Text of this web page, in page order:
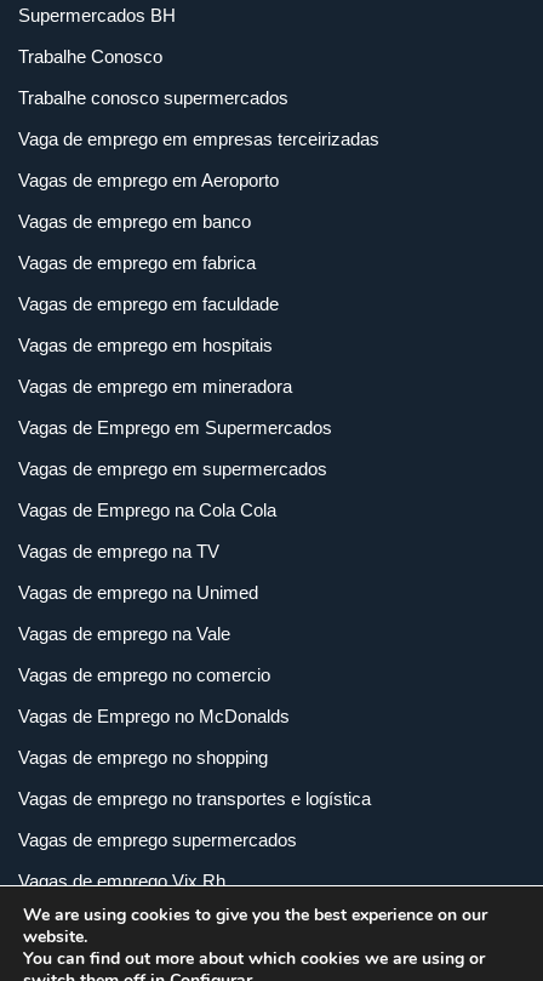
Supermercados BH
Trabalhe Conosco
Trabalhe conosco supermercados
Vaga de emprego em empresas terceirizadas
Vagas de emprego em Aeroporto
Vagas de emprego em banco
Vagas de emprego em fabrica
Vagas de emprego em faculdade
Vagas de emprego em hospitais
Vagas de emprego em mineradora
Vagas de Emprego em Supermercados
Vagas de emprego em supermercados
Vagas de Emprego na Cola Cola
Vagas de emprego na TV
Vagas de emprego na Unimed
Vagas de emprego na Vale
Vagas de emprego no comercio
Vagas de Emprego no McDonalds
Vagas de emprego no shopping
Vagas de emprego no transportes e logística
Vagas de emprego supermercados
Vagas de emprego Vix Rh
Vagas de empregos em imobiliária
Vagas de empregos em loja
We are using cookies to give you the best experience on our
website.
You can find out more about which cookies we are using or